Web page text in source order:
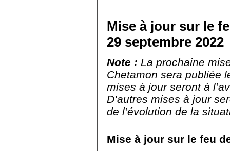
Mise à jour sur le
29 septembre 2022
Note : La prochaine
Chetamon sera publiée
mises à jour seront à
D’autres mises à jour
de l’évolution de la
Mise à jour sur le feu